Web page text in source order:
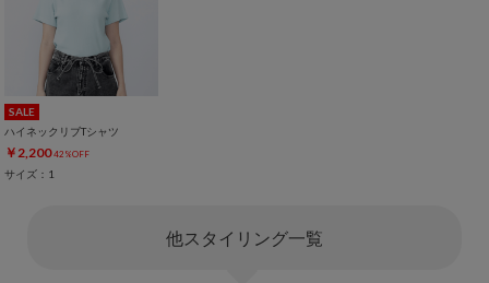
SALE
ハイネックリブTシャツ
￥2,200 42%OFF
サイズ：1
他スタイリング一覧